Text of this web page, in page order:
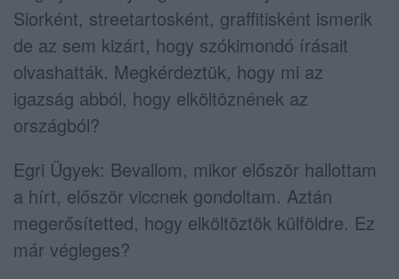
Siorként, streetartosként, graffitisként ismerik
de az sem kizárt, hogy szókimondó írásait
olvashatták. Megkérdeztük, hogy mi az
igazság abból, hogy elköltöznének az
országból?
Egri Ügyek: Bevallom, mikor először hallottam
a hírt, először viccnek gondoltam. Aztán
megerősítetted, hogy elköltöztök külföldre. Ez
már végleges?